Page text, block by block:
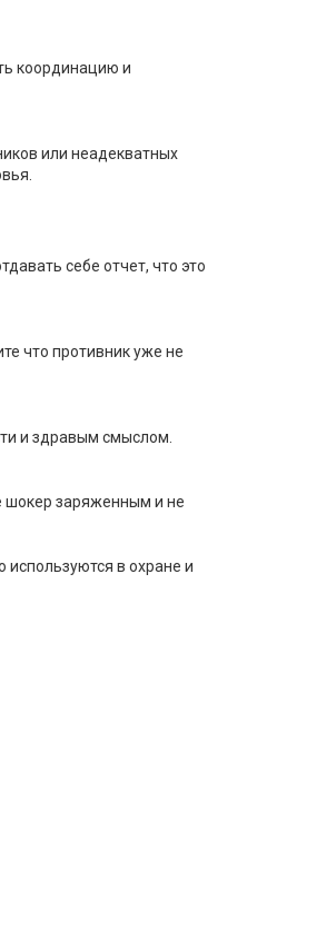
координацию и
или неадекватных
себе отчет, что это
что противник уже не
и здравым смыслом.
шокер заряженным и не
в охране и